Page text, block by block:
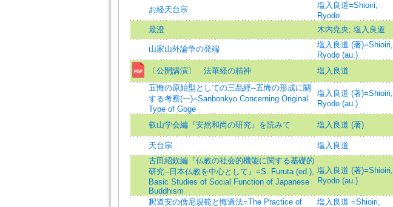
お経天台宗
塩入良道=Shioiri,
Ryodo
最澄 木内尭央; 塩入良道
山家山外論争の発端
塩入良道 (著)=Shioiri,
Ryodo (au.)
〔公開講演〕 法華経の精神 塩入良道
五悔の原始型としての三品經--五悔の形成に關
する考察(一)=Sanbonkyo Concerning Original
Type of Goge
塩入良道 (著)=Shioiri,
Ryodo (au.)
叡山学会編『安然和尚の研究』を読みて 塩入良道 (著)
天台宗 塩入良道
古田紹欽編『仏教の社会的機能に関する基礎的
研究--日本仏教を中心として』=S. Furuta (ed.),
Basic Studies of Social Function of Japanese
Buddhism
塩入良道 (著)=Shioiri,
Ryodo (au.)
釈道安の僧尼規範と悔過法=The Practice of
塩入良道 =Shioiri,